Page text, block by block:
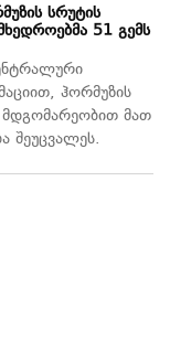
სრუტის
51 გემს
ჰორმუზის
მათ
შეუცვალეს.